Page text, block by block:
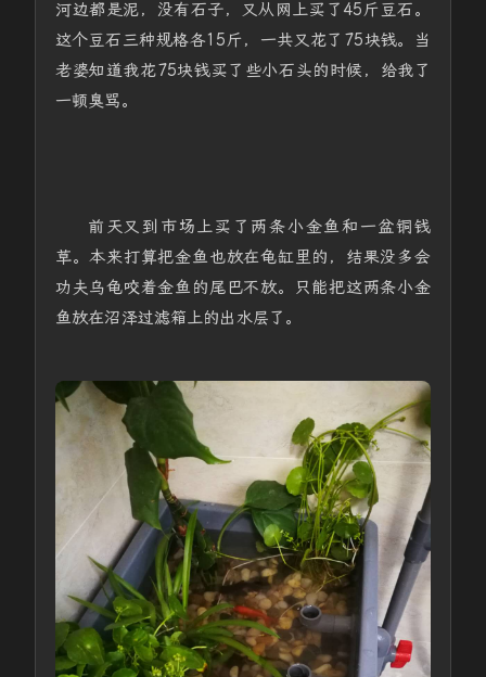
河边都是泥，没有石子，又从网上买了45斤豆石。
这个豆石三种规格各15斤，一共又花了75块钱。当
老婆知道我花75块钱买了些小石头的时候，给我了
一顿臭骂。
前天又到市场上买了两条小金鱼和一盆铜钱
草。本来打算把金鱼也放在龟缸里的，结果没多会
功夫乌龟咬着金鱼的尾巴不放。只能把这两条小金
鱼放在沼泽过滤箱上的出水层了。